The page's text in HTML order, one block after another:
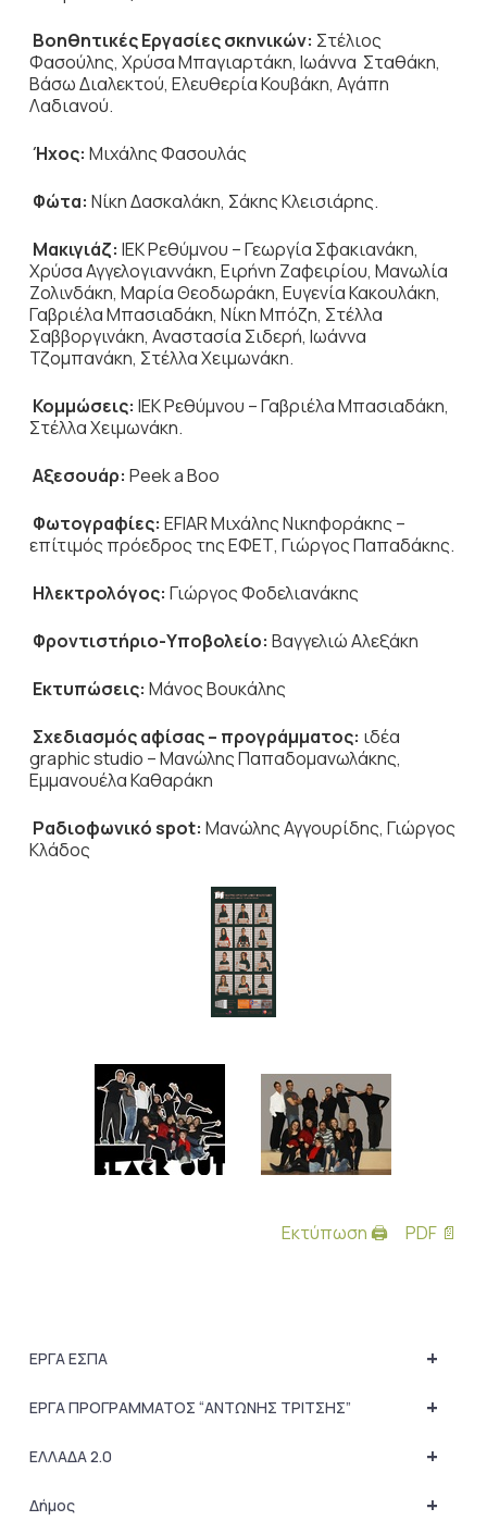
Βοηθητικές Εργασίες σκηνικών: Στέλιος
Φασούλης, Χρύσα Μπαγιαρτάκη, Ιωάννα Σταθάκη,
Βάσω Διαλεκτού, Ελευθερία Κουβάκη, Αγάπη
Λαδιανού.
Ήχος: Μιχάλης Φασουλάς
Φώτα: Νίκη Δασκαλάκη, Σάκης Κλεισιάρης.
Μακιγιάζ: ΙΕΚ Ρεθύμνου – Γεωργία Σφακιανάκη,
Χρύσα Αγγελογιαννάκη, Ειρήνη Ζαφειρίου, Μανωλία
Ζολινδάκη, Μαρία Θεοδωράκη, Ευγενία Κακουλάκη,
Γαβριέλα Μπασιαδάκη, Νίκη Μπόζη, Στέλλα
Σαββοργινάκη, Αναστασία Σιδερή, Ιωάννα
Τζομπανάκη, Στέλλα Χειμωνάκη.
Κομμώσεις: ΙΕΚ Ρεθύμνου – Γαβριέλα Μπασιαδάκη,
Στέλλα Χειμωνάκη.
Αξεσουάρ: Peek a Boo
Φωτογραφίες: EFIAR Μιχάλης Νικηφοράκης –
επίτιμός πρόεδρος της ΕΦΕΤ, Γιώργος Παπαδάκης.
Ηλεκτρολόγος: Γιώργος Φοδελιανάκης
Φροντιστήριο-Υποβολείο: Βαγγελιώ Αλεξάκη
Εκτυπώσεις: Μάνος Βουκάλης
Σχεδιασμός αφίσας – προγράμματος: ιδέα
graphic studio – Μανώλης Παπαδομανωλάκης,
Εμμανουέλα Καθαράκη
Ραδιοφωνικό spot: Μανώλης Αγγουρίδης, Γιώργος
Κλάδος
Εκτύπωση 🖨 PDF 📄
+
ΕΡΓΑ ΕΣΠΑ
+
ΕΡΓΑ ΠΡΟΓΡΑΜΜΑΤΟΣ “ΑΝΤΩΝΗΣ ΤΡΙΤΣΗΣ”
+
ΕΛΛΑΔΑ 2.0
+
Δήμος